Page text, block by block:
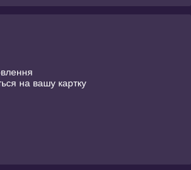
на вашу картку